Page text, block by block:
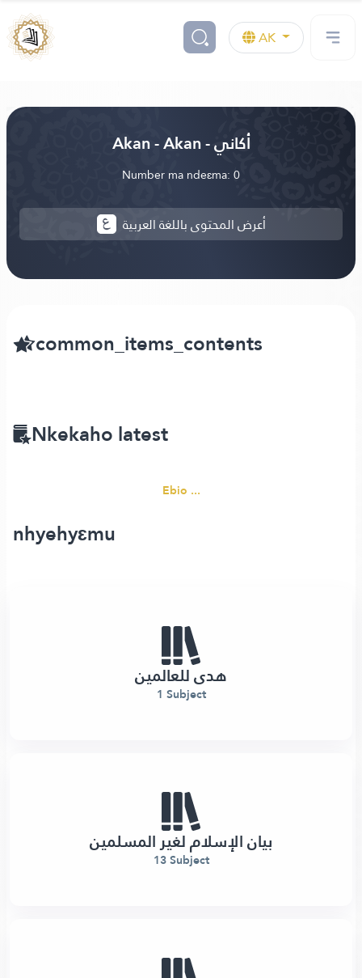
AK
Akan - Akan - أكاني
Number ma ndeɛma: 0
أعرض المحتوى باللغة العربية
common_items_contents
Nkekaho latest
Ebio ...
nhyehyɛmu
هدى للعالمين
1 Subject
بيان الإسلام لغير المسلمين
13 Subject